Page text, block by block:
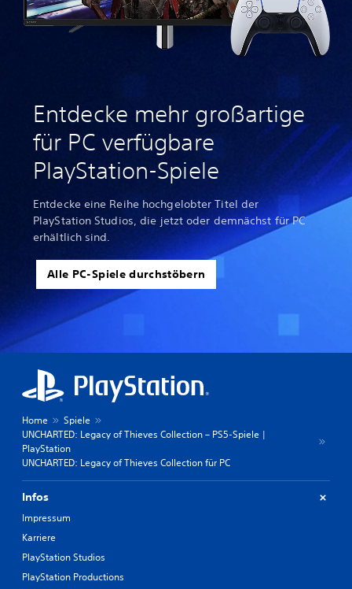
Entdecke mehr großartige
für PC verfügbare
PlayStation-Spiele
Entdecke eine Reihe hochgelobter Titel der
PlayStation Studios, die jetzt oder demnächst für PC
erhältlich sind.
Alle PC-Spiele durchstöbern
Home
Spiele
UNCHARTED: Legacy of Thieves Collection – PS5-Spiele |
PlayStation
UNCHARTED: Legacy of Thieves Collection für PC
Infos
Impressum
Karriere
PlayStation Studios
PlayStation Productions